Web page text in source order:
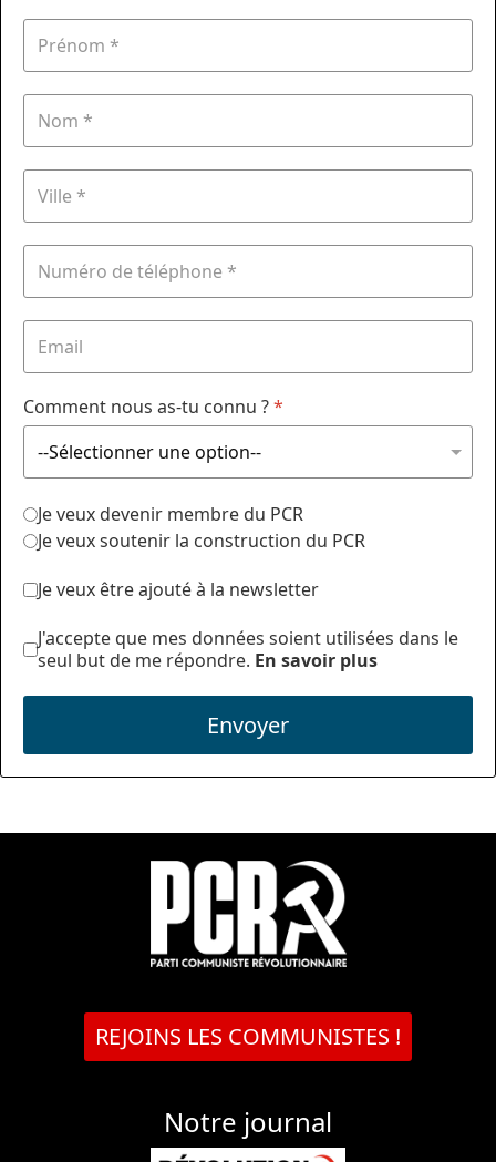
Comment nous as-tu connu ?*
Je veux devenir membre du PCR
Je veux soutenir la construction du PCR
Je veux être ajouté à la newsletter
J'accepte que mes données soient utilisées dans le
seul but de me répondre. En savoir plus
Envoyer
REJOINS LES COMMUNISTES !
Notre journal